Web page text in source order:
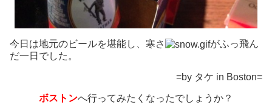
今日は地元のビールを堪能し、寒さ
がふっ飛ん
だ一日でした。
=by タケ in Boston=
ボストンへ行ってみたくなったでしょうか？